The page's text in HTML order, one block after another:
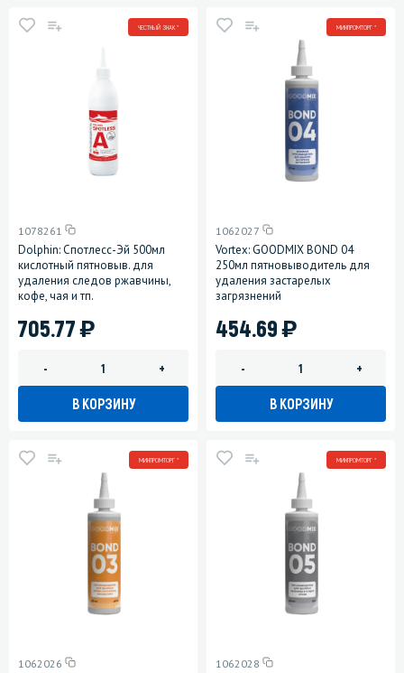
ЧЕСТНЫЙ ЗНАК *
1078261
Dolphin: Спотлесс-Эй 500мл
кислотный пятновыв. для
удаления следов ржавчины,
кофе, чая и тп.
705.77)
- +
В КОРЗИНУ
МИНПРОМТОРГ *
1062027
Vortex: GOODMIX BOND 04
250мл пятновыводитель для
удаления застарелых
загрязнений
454.69)
- +
В КОРЗИНУ
МИНПРОМТОРГ *
1062026
МИНПРОМТОРГ *
1062028